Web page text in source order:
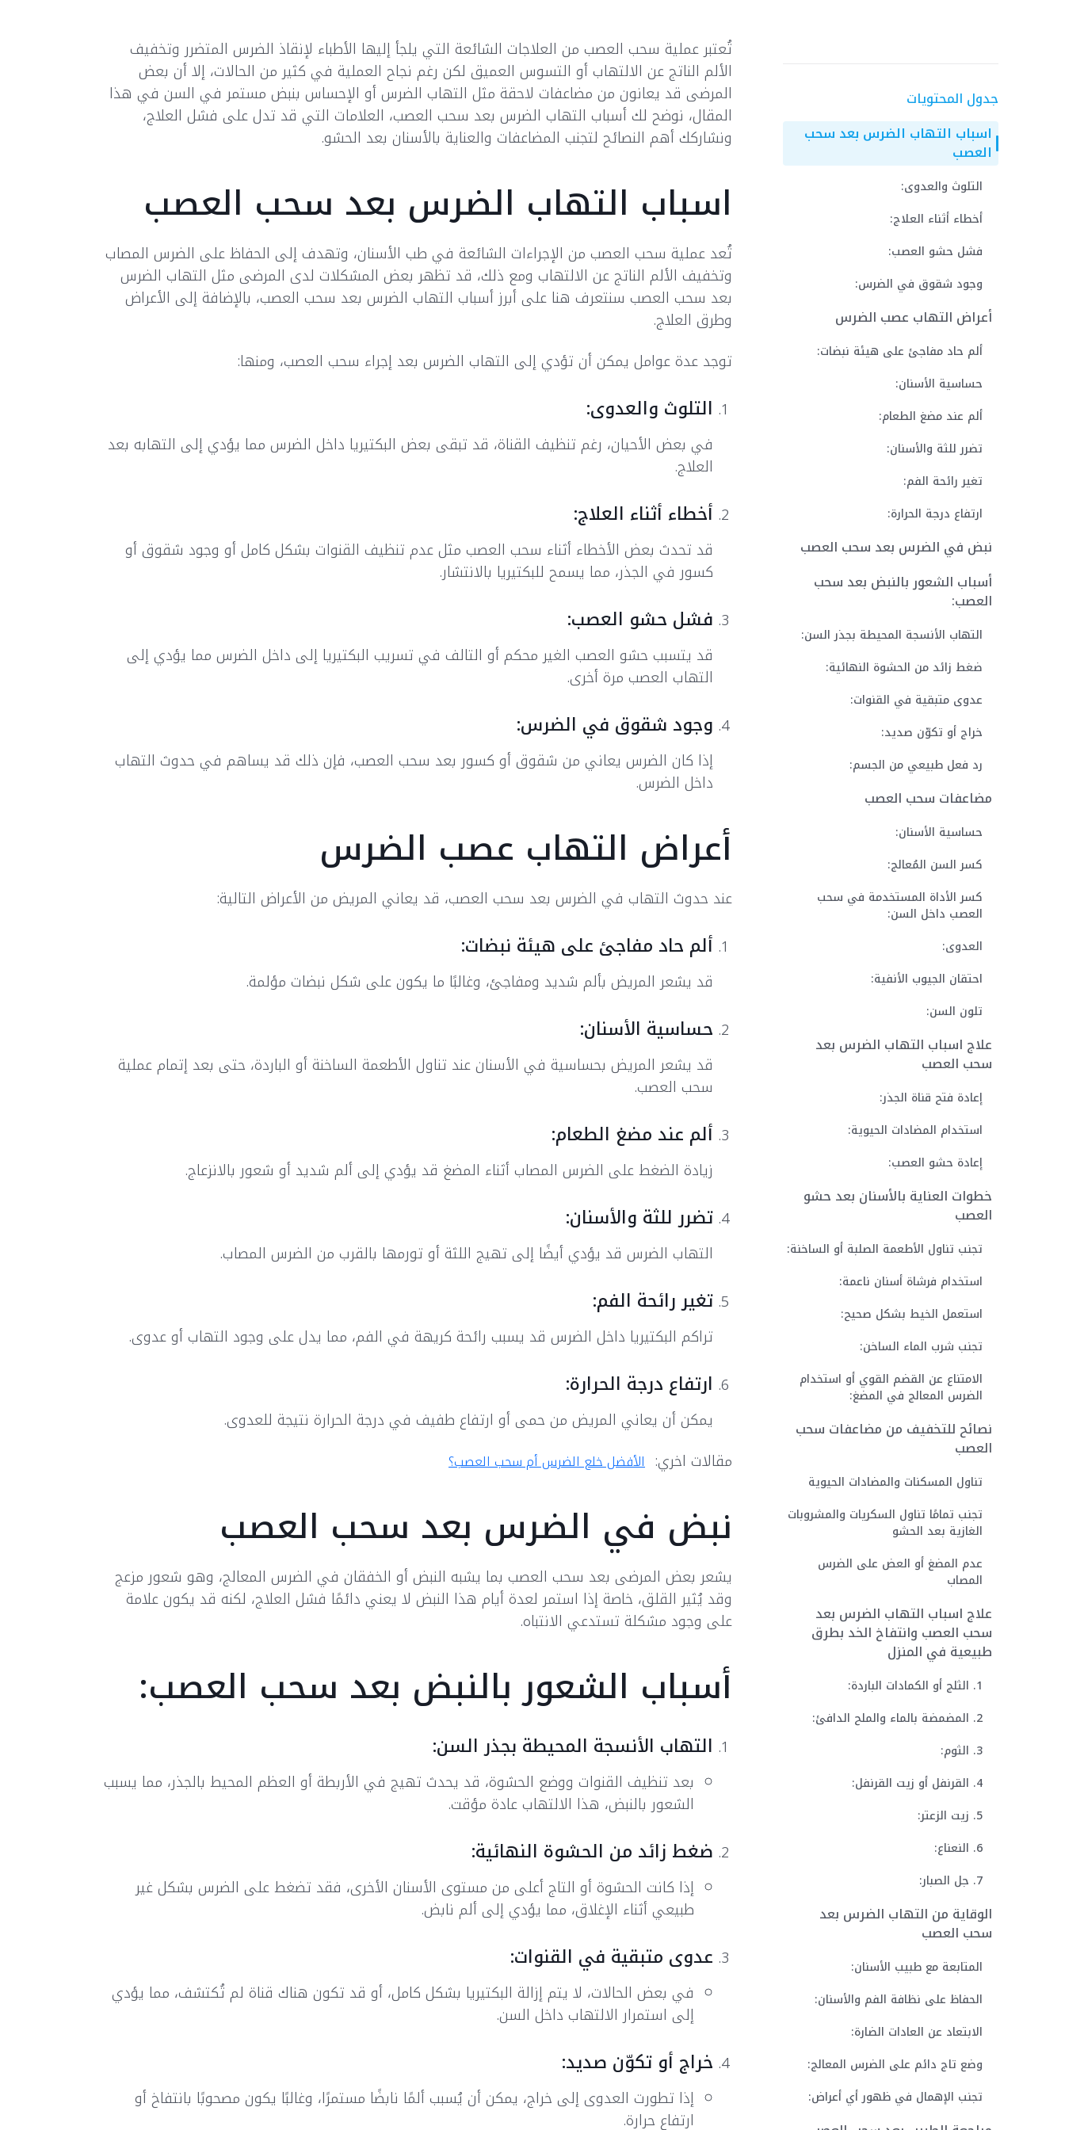
جدول المحتويات
اسباب التهاب الضرس بعد سحب
العصب
التلوث والعدوى:
أخطاء أثناء العلاج:
فشل حشو العصب:
وجود شقوق في الضرس:
أعراض التهاب عصب الضرس
ألم حاد مفاجئ على هيئة نبضات:
حساسية الأسنان:
ألم عند مضغ الطعام:
تضرر للثة والأسنان:
تغير رائحة الفم:
ارتفاع درجة الحرارة:
نبض في الضرس بعد سحب العصب
أسباب الشعور بالنبض بعد سحب
العصب:
التهاب الأنسجة المحيطة بجذر السن:
ضغط زائد من الحشوة النهائية:
عدوى متبقية في القنوات:
خراج أو تكوّن صديد:
رد فعل طبيعي من الجسم:
مضاعفات سحب العصب
حساسية الأسنان:
كسر السن المُعالج:
كسر الأداة المستخدمة في سحب
العصب داخل السن:
العدوى:
احتقان الجيوب الأنفية:
تلون السن:
علاج اسباب التهاب الضرس بعد
سحب العصب
إعادة فتح قناة الجذر:
استخدام المضادات الحيوية:
إعادة حشو العصب:
خطوات العناية بالأسنان بعد حشو
العصب
تجنب تناول الأطعمة الصلبة أو الساخنة:
استخدام فرشاة أسنان ناعمة:
استعمل الخيط بشكل صحيح:
تجنب شرب الماء الساخن:
الامتناع عن القضم القوي أو استخدام
الضرس المعالج في المضغ:
نصائح للتخفيف من مضاعفات سحب
العصب
تناول المسكنات والمضادات الحيوية
تجنب تمامًا تناول السكريات والمشروبات
الغازية بعد الحشو
عدم المضغ أو العض على الضرس
المصاب
علاج اسباب التهاب الضرس بعد
سحب العصب وانتفاخ الخد بطرق
طبيعية في المنزل
1. الثلج أو الكمادات الباردة:
2. المضمضة بالماء والملح الدافئ:
3. الثوم:
4. القرنفل أو زيت القرنفل:
5. زيت الزعتر:
6. النعناع:
7. جل الصبار:
الوقاية من التهاب الضرس بعد
سحب العصب
المتابعة مع طبيب الأسنان:
الحفاظ على نظافة الفم والأسنان:
الابتعاد عن العادات الضارة:
وضع تاج دائم على الضرس المعالج:
تجنب الإهمال في ظهور أي أعراض:
تُعتبر عملية سحب العصب من العلاجات الشائعة التي يلجأ إليها الأطباء لإنقاذ الضرس المتضرر وتخفيف
الألم الناتج عن الالتهاب أو التسوس العميق لكن رغم نجاح العملية في كثير من الحالات، إلا أن بعض
المرضى قد يعانون من مضاعفات لاحقة مثل التهاب الضرس أو الإحساس بنبض مستمر في السن في هذا
المقال، نوضح لك أسباب التهاب الضرس بعد سحب العصب، العلامات التي قد تدل على فشل العلاج،
ونشاركك أهم النصائح لتجنب المضاعفات والعناية بالأسنان بعد الحشو.
اسباب التهاب الضرس بعد سحب العصب
تُعد عملية سحب العصب من الإجراءات الشائعة في طب الأسنان، وتهدف إلى الحفاظ على الضرس المصاب
وتخفيف الألم الناتج عن الالتهاب ومع ذلك، قد تظهر بعض المشكلات لدى المرضى مثل التهاب الضرس
بعد سحب العصب سنتعرف هنا على أبرز أسباب التهاب الضرس بعد سحب العصب، بالإضافة إلى الأعراض
وطرق العلاج.
توجد عدة عوامل يمكن أن تؤدي إلى التهاب الضرس بعد إجراء سحب العصب، ومنها:
التلوث والعدوى:
في بعض الأحيان، رغم تنظيف القناة، قد تبقى بعض البكتيريا داخل الضرس مما يؤدي إلى التهابه بعد
العلاج.
أخطاء أثناء العلاج:
قد تحدث بعض الأخطاء أثناء سحب العصب مثل عدم تنظيف القنوات بشكل كامل أو وجود شقوق أو
كسور في الجذر، مما يسمح للبكتيريا بالانتشار.
فشل حشو العصب:
قد يتسبب حشو العصب الغير محكم أو التالف في تسريب البكتيريا إلى داخل الضرس مما يؤدي إلى
التهاب العصب مرة أخرى.
وجود شقوق في الضرس:
إذا كان الضرس يعاني من شقوق أو كسور بعد سحب العصب، فإن ذلك قد يساهم في حدوث التهاب
داخل الضرس.
أعراض التهاب عصب الضرس
عند حدوث التهاب في الضرس بعد سحب العصب، قد يعاني المريض من الأعراض التالية:
ألم حاد مفاجئ على هيئة نبضات:
قد يشعر المريض بألم شديد ومفاجئ، وغالبًا ما يكون على شكل نبضات مؤلمة.
حساسية الأسنان:
قد يشعر المريض بحساسية في الأسنان عند تناول الأطعمة الساخنة أو الباردة، حتى بعد إتمام عملية
سحب العصب.
ألم عند مضغ الطعام:
زيادة الضغط على الضرس المصاب أثناء المضغ قد يؤدي إلى ألم شديد أو شعور بالانزعاج.
تضرر للثة والأسنان:
التهاب الضرس قد يؤدي أيضًا إلى تهيج اللثة أو تورمها بالقرب من الضرس المصاب.
تغير رائحة الفم:
تراكم البكتيريا داخل الضرس قد يسبب رائحة كريهة في الفم، مما يدل على وجود التهاب أو عدوى.
ارتفاع درجة الحرارة:
يمكن أن يعاني المريض من حمى أو ارتفاع طفيف في درجة الحرارة نتيجة للعدوى.
مقالات اخري: الأفضل خلع الضرس أم سحب العصب؟
نبض في الضرس بعد سحب العصب
يشعر بعض المرضى بعد سحب العصب بما يشبه النبض أو الخفقان في الضرس المعالج، وهو شعور مزعج
وقد يُثير القلق، خاصة إذا استمر لعدة أيام هذا النبض لا يعني دائمًا فشل العلاج، لكنه قد يكون علامة
على وجود مشكلة تستدعي الانتباه.
أسباب الشعور بالنبض بعد سحب العصب:
التهاب الأنسجة المحيطة بجذر السن:
بعد تنظيف القنوات ووضع الحشوة، قد يحدث تهيج في الأربطة أو العظم المحيط بالجذر، مما يسبب
الشعور بالنبض، هذا الالتهاب عادة مؤقت.
ضغط زائد من الحشوة النهائية:
إذا كانت الحشوة أو التاج أعلى من مستوى الأسنان الأخرى، فقد تضغط على الضرس بشكل غير
طبيعي أثناء الإغلاق، مما يؤدي إلى ألم نابض.
عدوى متبقية في القنوات:
في بعض الحالات، لا يتم إزالة البكتيريا بشكل كامل، أو قد تكون هناك قناة لم تُكتشف، مما يؤدي
إلى استمرار الالتهاب داخل السن.
خراج أو تكوّن صديد:
إذا تطورت العدوى إلى خراج، يمكن أن يُسبب ألمًا نابضًا مستمرًا، وغالبًا يكون مصحوبًا بانتفاخ أو
ارتفاع حرارة.